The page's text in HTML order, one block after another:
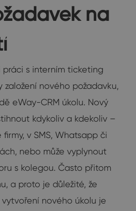
na
práci s interním ticketing
založení nového požadavku,
eWay-CRM úkolu. Nový
kdykoliv a kdekoliv –
v SMS, Whatsapp či
nebo může vyplynout
s kolegou. Často přitom
a proto je důležité, že
nového úkolu je